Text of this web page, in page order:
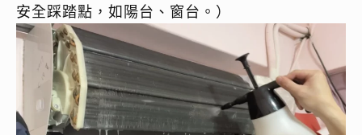
安全踩踏點，如陽台、窗台。）